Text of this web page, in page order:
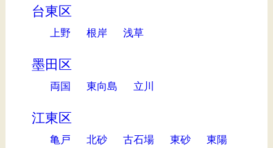
台東区
上野 根岸 浅草
墨田区
両国 東向島 立川
江東区
亀戸 北砂 古石場 東砂 東陽